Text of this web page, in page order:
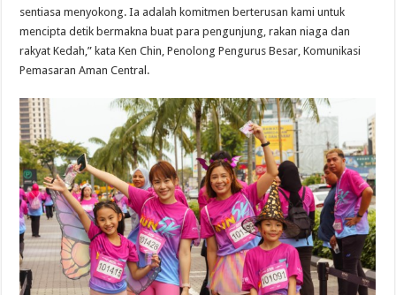
sentiasa menyokong. Ia adalah komitmen berterusan kami untuk
mencipta detik bermakna buat para pengunjung, rakan niaga dan
rakyat Kedah,” kata Ken Chin, Penolong Pengurus Besar, Komunikasi
Pemasaran Aman Central.